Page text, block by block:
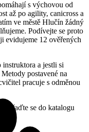
s výchovou od
až po agility, canicross a
ve městě Hlučín žádný
Podívejte se proto
evidujeme 12 ověřených
instruktora a jestli si
postavené na
pracuje s odměnou
se do katalogu